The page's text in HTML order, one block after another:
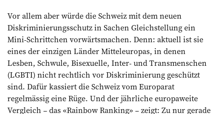
Vor allem aber würde die Schweiz mit dem neuen
Diskriminierungsschutz in Sachen Gleichstellung ein
Mini-Schrittchen vorwärtsmachen. Denn: aktuell ist sie
eines der einzigen Länder Mitteleuropas, in denen
Lesben, Schwule, Bisexuelle, Inter- und Transmenschen
(LGBTI) nicht rechtlich vor Diskriminierung geschützt
sind. Dafür kassiert die Schweiz vom Europarat
regelmässig eine Rüge. Und der jährliche europaweite
Vergleich – das «Rainbow Ranking» – zeigt: Zu nur gerade